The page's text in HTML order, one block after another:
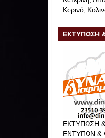
Κορινό,
ΕΚΤΥΠΩΣΗ
ΕΚΤΥΠΩΣΗ
ΕΝΤΥΠΩΝ &